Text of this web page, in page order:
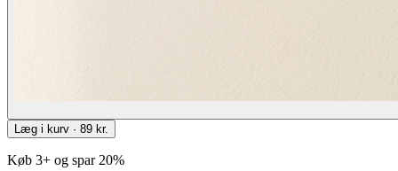
Læg i kurv · 89 kr.
Køb 3+ og spar 20%